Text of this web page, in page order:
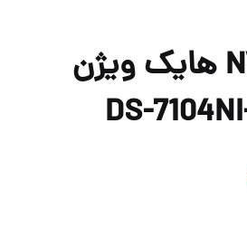
دستگاه NVR هایک ویژن